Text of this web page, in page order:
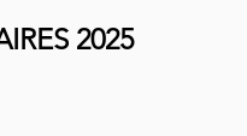
2025